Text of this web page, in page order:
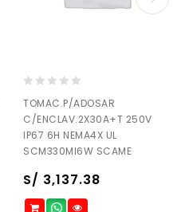
out
of
5
TOMAC.P/ADOSAR
C/ENCLAV.2X30A+T 250V
IP67 6H NEMA4X UL
SCM330MI6W SCAME
S/ 3,137.38